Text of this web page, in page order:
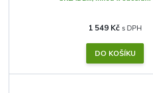
1 549 Kč
DO KOŠÍKU